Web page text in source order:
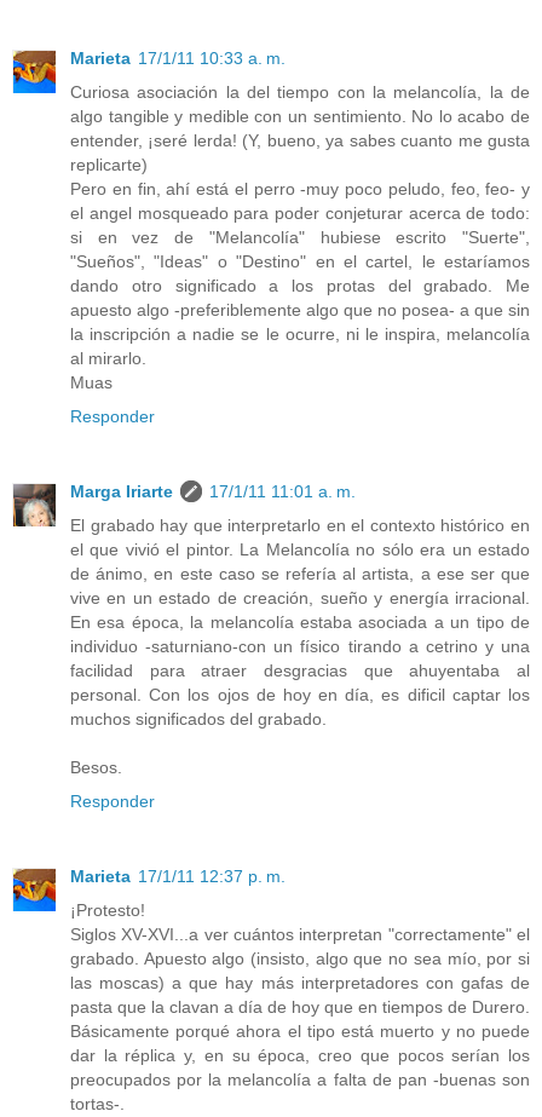
Marieta 17/1/11 10:33 a. m.
Curiosa asociación la del tiempo con la melancolía, la de
algo tangible y medible con un sentimiento. No lo acabo de
entender, ¡seré lerda! (Y, bueno, ya sabes cuanto me gusta
replicarte)
Pero en fin, ahí está el perro -muy poco peludo, feo, feo- y
el angel mosqueado para poder conjeturar acerca de todo:
si en vez de "Melancolía" hubiese escrito "Suerte",
"Sueños", "Ideas" o "Destino" en el cartel, le estaríamos
dando otro significado a los protas del grabado. Me
apuesto algo -preferiblemente algo que no posea- a que sin
la inscripción a nadie se le ocurre, ni le inspira, melancolía
al mirarlo.
Muas
Responder
Marga Iriarte
17/1/11 11:01 a. m.
El grabado hay que interpretarlo en el contexto histórico en
el que vivió el pintor. La Melancolía no sólo era un estado
de ánimo, en este caso se refería al artista, a ese ser que
vive en un estado de creación, sueño y energía irracional.
En esa época, la melancolía estaba asociada a un tipo de
individuo -saturniano-con un físico tirando a cetrino y una
facilidad para atraer desgracias que ahuyentaba al
personal. Con los ojos de hoy en día, es dificil captar los
muchos significados del grabado.
Besos.
Responder
Marieta 17/1/11 12:37 p. m.
¡Protesto!
Siglos XV-XVI...a ver cuántos interpretan "correctamente" el
grabado. Apuesto algo (insisto, algo que no sea mío, por si
las moscas) a que hay más interpretadores con gafas de
pasta que la clavan a día de hoy que en tiempos de Durero.
Básicamente porqué ahora el tipo está muerto y no puede
dar la réplica y, en su época, creo que pocos serían los
preocupados por la melancolía a falta de pan -buenas son
tortas-.